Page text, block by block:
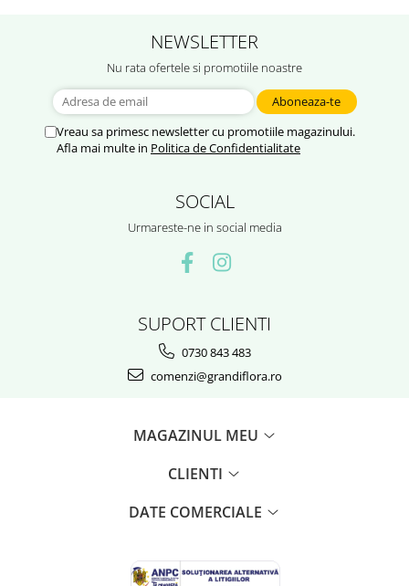
NEWSLETTER
Nu rata ofertele si promotiile noastre
Vreau sa primesc newsletter cu promotiile magazinului.
Afla mai multe in Politica de Confidentialitate
SOCIAL
Urmareste-ne in social media
SUPORT CLIENTI
0730 843 483
comenzi@grandiflora.ro
MAGAZINUL MEU
CLIENTI
DATE COMERCIALE